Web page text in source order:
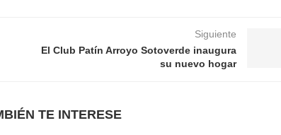
Siguiente
El Club Patín Arroyo Sotoverde inaugura
su nuevo hogar
TE INTERESE